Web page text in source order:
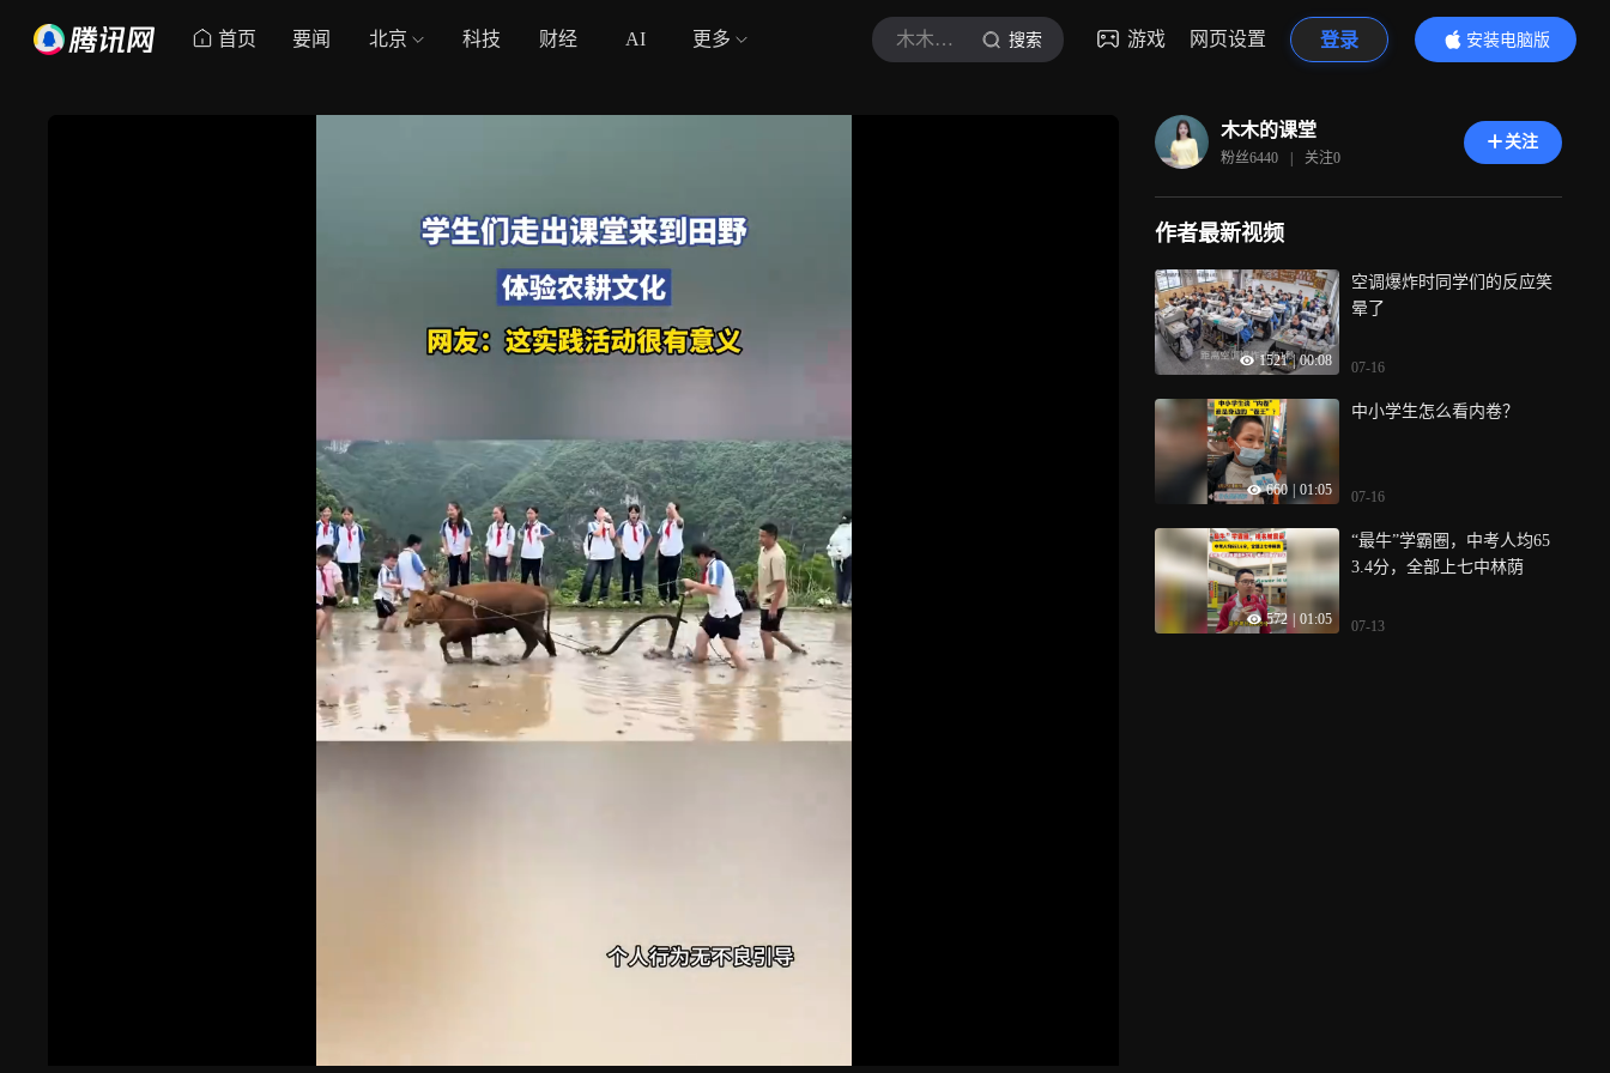
首页 要闻 北京 科技 财经 AI 更多 木木的课堂 搜索 游戏 网页设置 登录
安装电脑版
内容更精彩
木木的课堂
粉丝6440 | 关注0
关注
作者最新视频
1521 | 00:08
空调爆炸时同学们的反应笑
晕了
07-16
660 01:05
中小学生怎么看内卷？
07-16
572 01:05
“最牛”学霸圈，中考人均65
3.4分，全部上七中林荫
07-13